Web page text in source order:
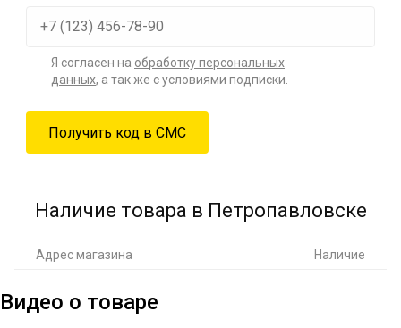
Я согласен на обработку персональных
данных, а так же с условиями подписки.
Наличие товара в Петропавловске
Адрес магазина Наличие
Видео о товаре